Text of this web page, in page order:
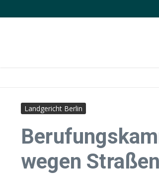
Landgericht Berlin
wegen